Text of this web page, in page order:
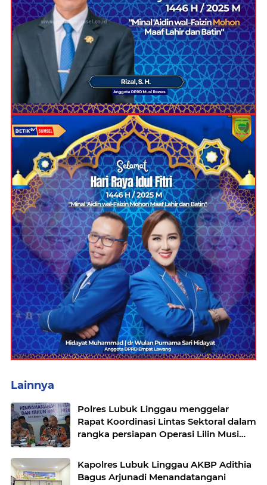
Lainnya
Polres Lubuk Linggau menggelar
Rapat Koordinasi Lintas Sektoral dalam
rangka persiapan Operasi Lilin Musi
Kapolres Lubuk Linggau AKBP Adithia
Bagus Arjunadi Menandatangani